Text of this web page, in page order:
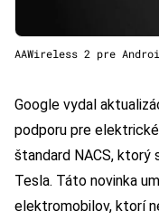
AAWireless 2 pre
Google vydal
podporu pre
štandard NACS, ktorý
Tesla. Táto novinka
elektromobilov, ktorí